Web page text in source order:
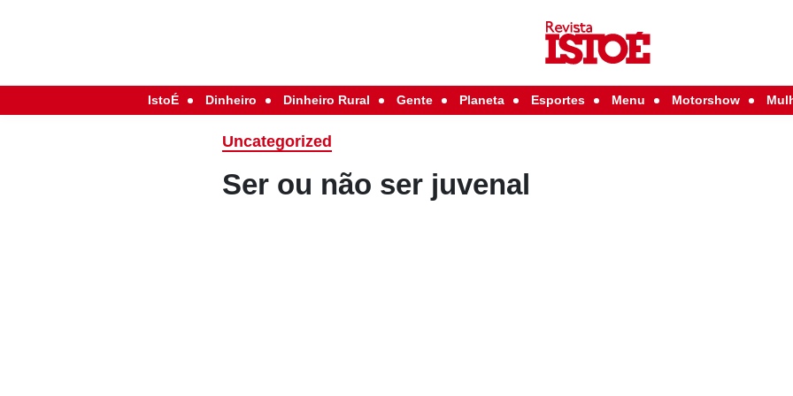
IstoÉ Dinheiro Dinheiro Rural Gente Planeta Esportes Menu Motorshow
Uncategorized
Ser ou não ser juvenal